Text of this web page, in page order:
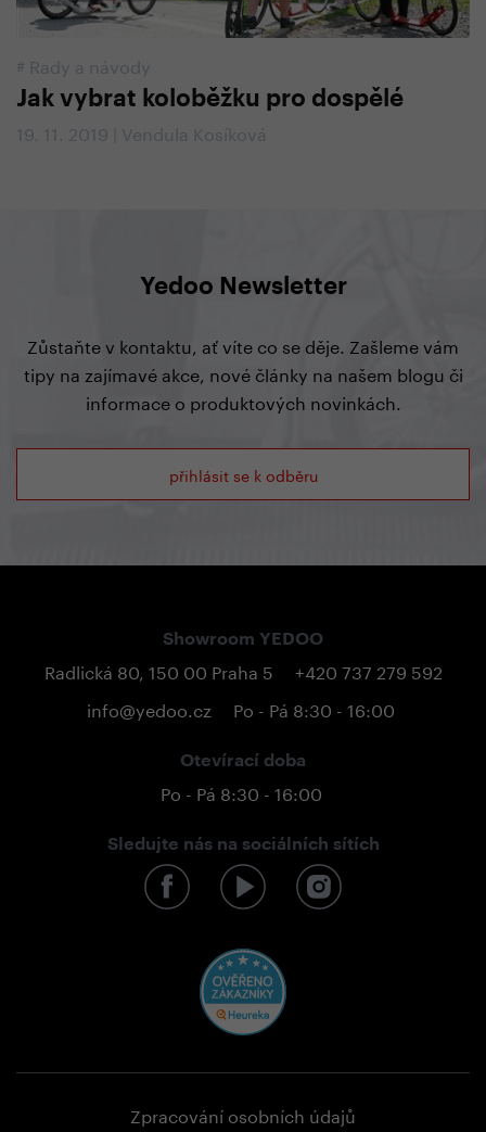
# Rady a návody
Jak vybrat koloběžku pro dospělé
19. 11. 2019 | Vendula Kosíková
Yedoo Newsletter
Zůstaňte v kontaktu, ať víte co se děje. Zašleme vám
tipy na zajímavé akce, nové články na našem blogu či
informace o produktových novinkách.
přihlásit se k odběru
Showroom YEDOO
Radlická 80, 150 00 Praha 5
+420 737 279 592
info@yedoo.cz
Po - Pá 8:30 - 16:00
Otevírací doba
Po - Pá 8:30 - 16:00
Sledujte nás na sociálních sítích
Zpracování osobních údajů